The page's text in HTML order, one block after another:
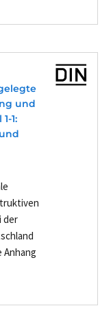
und
1:
der
Anhang